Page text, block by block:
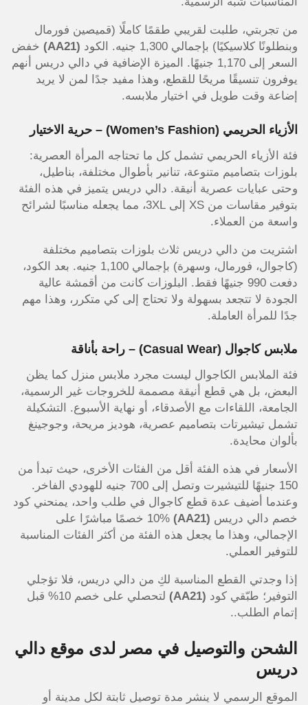
من تجربتي، طلبت لقريبي طقمًا كاملًا (قميصين فورمال
وبنطلونًا كلاسيكيًا) بإجمالي 1,300 جنيه. الكود
(AA21)
خفض
السعر إلى 1,170 جنيهًا. الميزة الإضافية في دالي دريس أنهم
يوفرون تنسيقًا مريحًا للقطع، وهذا مفيد جدًا لمن لا يريد
إضاعة وقت طويل في اختيار ملابسه.
الأزياء الحريمي (Women’s Fashion) – حرية الاختيار
فئة الأزياء الحريمي تشمل كل ما تحتاجه المرأة العصرية:
بلوزات بتصاميم متنوعة، تنانير بأطوال مختلفة، بناطيل،
وحتى عبايات عصرية أنيقة. دالي دريس يتميز في هذه الفئة
بتوفير مقاسات من XS إلى 3XL، مما يجعله مناسبًا لشرائح
واسعة من العملاء.
اشتريت من دالي دريس ثلاث بلوزات بتصاميم مختلفة
(كاجوال، فورمال، وسهرة) بإجمالي 1,100 جنيه. بعد الكود،
دفعت 990 جنيهًا فقط. البلوزات كانت من أقمشة عالية
الجودة لا تتجعد بسهولة ولا تحتاج إلى كي متكرر، وهذا مهم
جدًا للمرأة العاملة.
ملابس كاجوال (Casual Wear) – راحة بأناقة
فئة الملابس الكاجوال ليست مجرد ملابس منزل كما يظن
البعض، بل هي قطع أنيقة مصممة للخروجات غير الرسمية،
الجامعة، اللقاءات مع الأصدقاء، أو نهاية الأسبوع. التشكيلة
تشمل تيشيرتات بتصاميم عصرية، هوديز مريحة، وجوجينغ
بألوان محايدة.
الأسعار في هذه الفئة أقل من الفئات الأخرى، حيث تبدأ من
150 جنيهًا للتيشيرت وتصل إلى 700 جنيه للهودي الفاخر.
وعندما أضيف عدة قطع كاجوال في طلب واحد، يمنحني كود
خصم دالي دريس (AA21)
10% خصمًا مباشرًا على
الإجمالي، وهذا ما يجعل هذه الفئة من أكثر الفئات المناسبة
للتوفير العملي.
إذا وجدتي القطع المناسبة لكِ من دالي دريس، فلا تؤجلي
التوفير؛ طبّقي كود (AA21)
لتحصلي على خصم 10% قبل
إتمام الطلب..
الشحن والتوصيل في مصر لدى موقع دالي
دريس
الموقع الرسمي لا ينشر مدة توصيل ثابتة لكل مدينة أو